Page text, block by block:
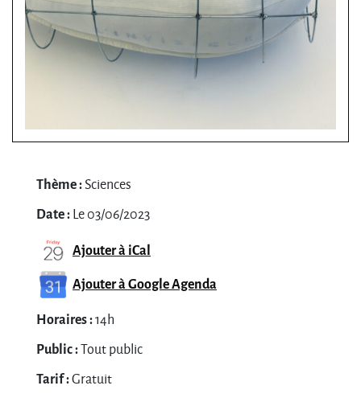
Thème :Sciences
Date : Le 03/06/2023
Ajouter à iCal
Ajouter à Google Agenda
Horaires :14h
Public :Tout public
Tarif :Gratuit